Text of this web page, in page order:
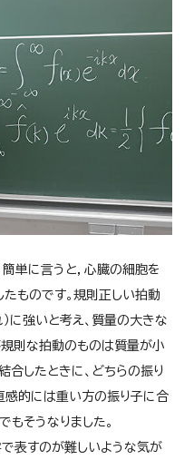
単に言うと，心臓の細胞を
ものです。規則正しい拍動
に強いと考え、質量の大きな
則な拍動のものは質量が小
合したときに、どちらの振り
感的には重い方の振り子に合
もそうなりました。
表すのが難しいような気が